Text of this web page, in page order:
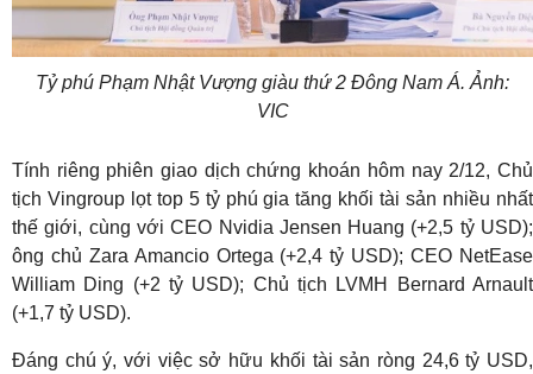
Tỷ phú Phạm Nhật Vượng giàu thứ 2 Đông Nam Á. Ảnh:
VIC
Tính riêng phiên giao dịch chứng khoán hôm nay 2/12, Chủ
tịch Vingroup lọt top 5 tỷ phú gia tăng khối tài sản nhiều nhất
thế giới, cùng với CEO Nvidia Jensen Huang (+2,5 tỷ USD);
ông chủ Zara Amancio Ortega (+2,4 tỷ USD); CEO NetEase
William Ding (+2 tỷ USD); Chủ tịch LVMH Bernard Arnault
(+1,7 tỷ USD).
Đáng chú ý, với việc sở hữu khối tài sản ròng 24,6 tỷ USD,